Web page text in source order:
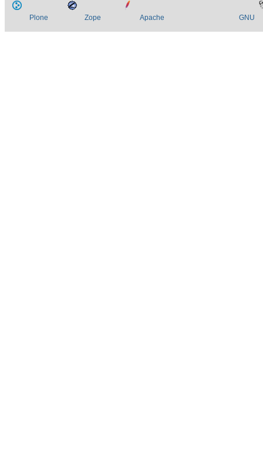
Plone Zope Apache GNU